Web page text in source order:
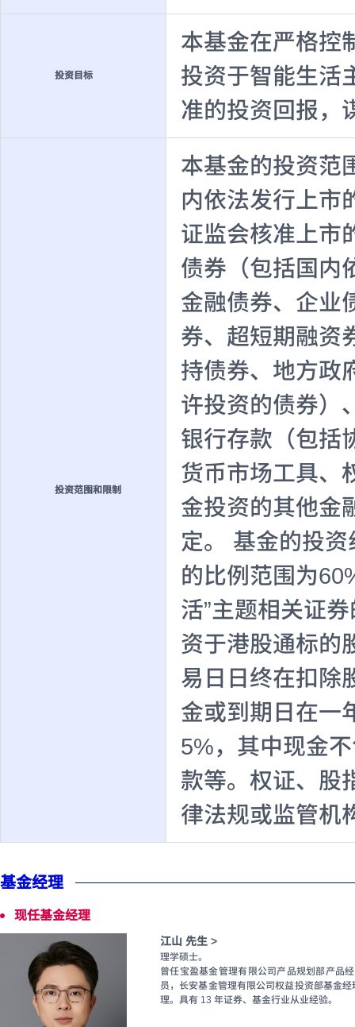
投资目标
本基金在严格控
投资于智能生活
准的投资回报，
投资范围和限制
本基金的投资范
内依法发行上市
证监会核准上市
债券（包括国内
金融债券、企业
券、超短期融资
持债券、地方政
许投资的债券）
银行存款（包括
货币市场工具、
金投资的其他金
定。 基金的投
的比例范围为
活”主题相关证
资于港股通标的
易日日终在扣除
金或到期日在一
5%，其中现金
款等。权证、股
律法规或监管机
基金经理
现任基金经理
江山 先生 >
理学硕士。
曾任宝盈基金管理有限公司产品规划部产品
员，长安基金管理有限公司权益投资部基金
理。具有 13 年证券、基金行业从业经验。